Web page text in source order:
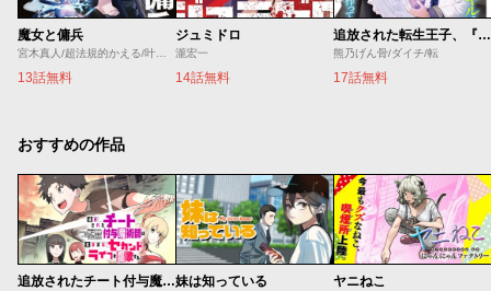
魔女と傭兵
宮木真人/超法規的かえる/叶世べんち
13話無料
ジュミドロ
瀧宏一
14話無料
追放された転生王子、『自動製作』スキルで領地を爆速で開拓し最強の村を作ってしまう
熊乃げん骨/ダイチ/転
17話無料
おすすめの作品
追放されたチート付与魔術師は気ままなセカンドライフを謳歌する。 ～俺は武器だけじゃなく、あらゆるものに『強化ポイント』を付与できるし、俺の意思でいつでも効果を解除できるけど、残った人たち大丈夫？～妹は知っている ヤニねこ